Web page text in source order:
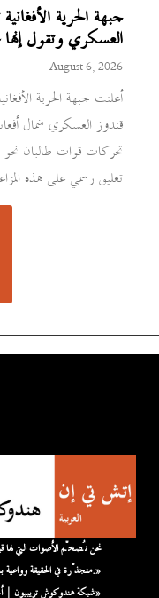
جبهة الحرية
العسكري وتقول
August 6, 2026
أعلنت جبهة الحرية
قندوز العسكري شمال
تحركات قوات طالبان
تعليق رسمي على هذه
متجذّرة في الحقيقة وواعية بالسياق. هذه هي الصحافة من الهوامش.»
«شبكة هندوكوش تريبيون | أخبار من الهامش، قصص من المنبع»